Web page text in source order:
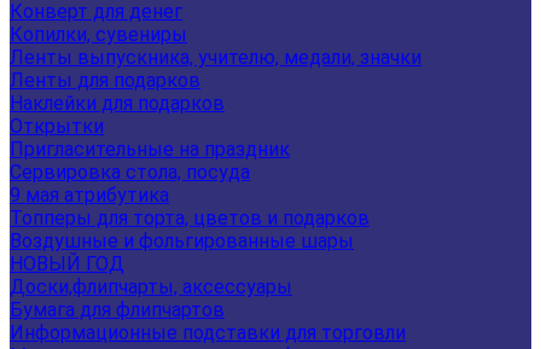
Конверт для денег
Копилки, сувениры
Ленты выпускника, учителю, медали, значки
Ленты для подарков
Наклейки для подарков
Открытки
Пригласительные на праздник
Сервировка стола, посуда
9 мая атрибутика
Топперы для торта, цветов и подарков
Воздушные и фольгированные шары
НОВЫЙ ГОД
Доски,флипчарты, аксессуары
Бумага для флипчартов
Информационные подставки для торговли